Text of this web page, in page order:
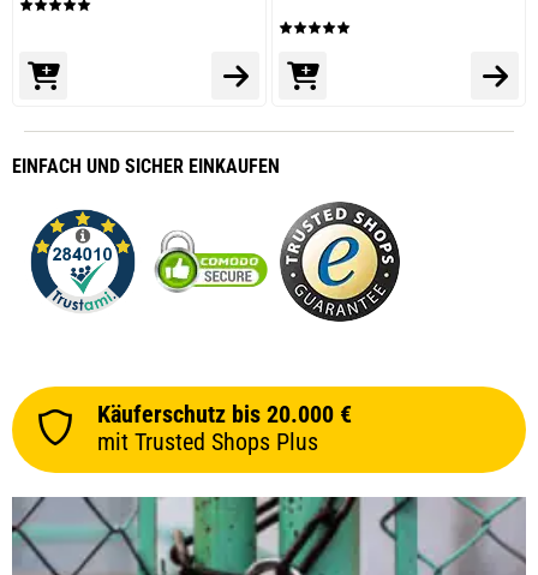
EINFACH UND SICHER EINKAUFEN
Käuferschutz bis 20.000 €
mit Trusted Shops Plus